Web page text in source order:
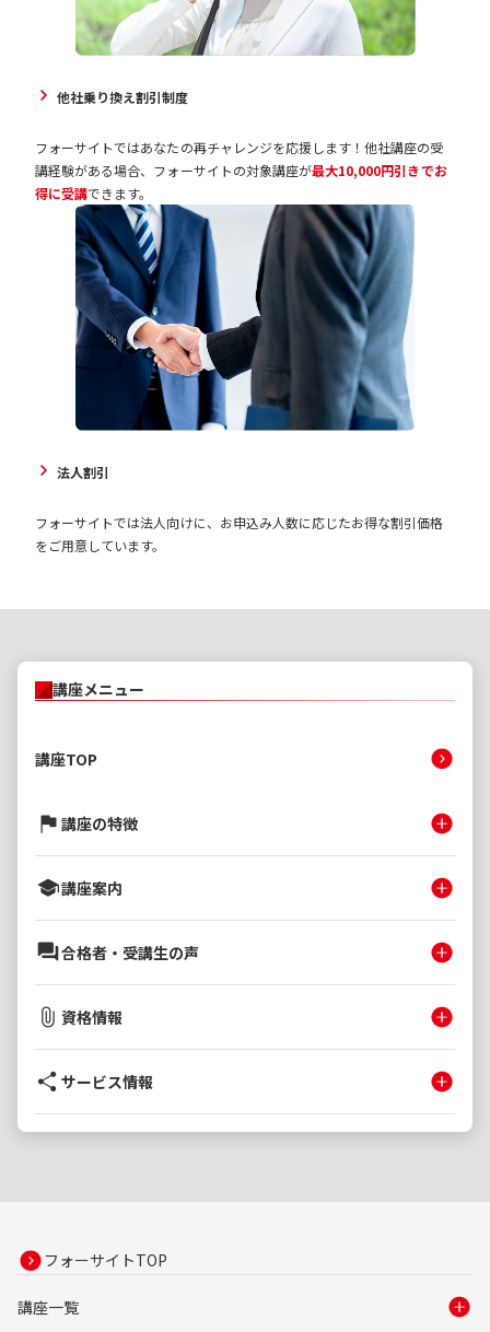
他社乗り換え割引制度
フォーサイトではあなたの再チャレンジを応援します！他社講座の受
講経験がある場合、フォーサイトの対象講座が最大10,000円引きでお
得に受講できます。
法人割引
フォーサイトでは法人向けに、お申込み人数に応じたお得な割引価格
をご用意しています。
講座メニュー
講座TOP
講座の特徴
講座案内
合格者・受講生の声
資格情報
サービス情報
フォーサイトTOP
講座一覧